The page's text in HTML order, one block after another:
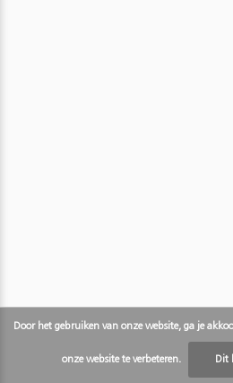
Door het gebruiken van onze website, ga je
onze website te verbeteren. Dit